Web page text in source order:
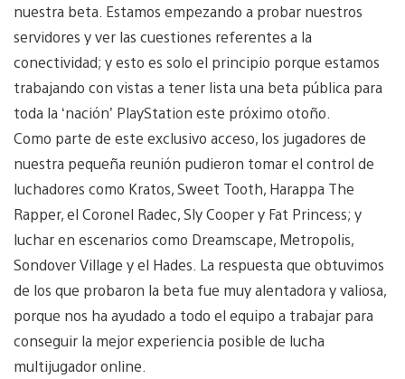
nuestra beta. Estamos empezando a probar nuestros
servidores y ver las cuestiones referentes a la
conectividad; y esto es solo el principio porque estamos
trabajando con vistas a tener lista una beta pública para
toda la ‘nación’ PlayStation este próximo otoño.
Como parte de este exclusivo acceso, los jugadores de
nuestra pequeña reunión pudieron tomar el control de
luchadores como Kratos, Sweet Tooth, Harappa The
Rapper, el Coronel Radec, Sly Cooper y Fat Princess; y
luchar en escenarios como Dreamscape, Metropolis,
Sondover Village y el Hades. La respuesta que obtuvimos
de los que probaron la beta fue muy alentadora y valiosa,
porque nos ha ayudado a todo el equipo a trabajar para
conseguir la mejor experiencia posible de lucha
multijugador online.